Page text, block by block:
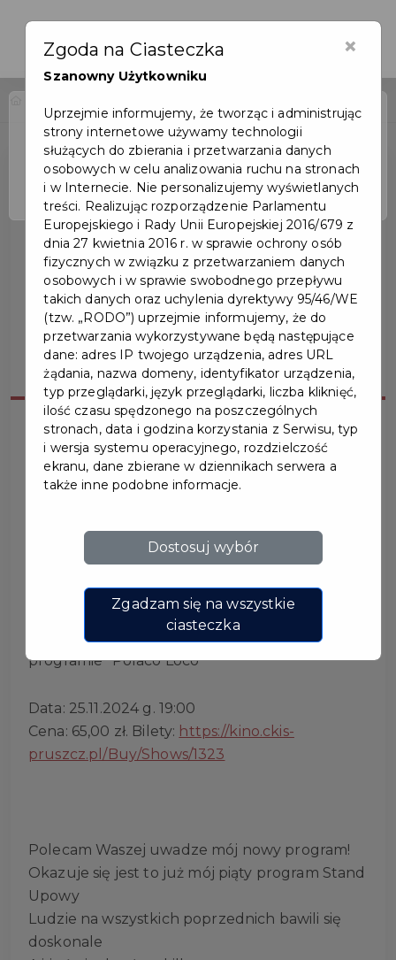
Wydarzenie już się
zakończyło
STAND UP
Zapraszamy na:
Stand-up Pruszcz Gdański | Michał Pałubski w
programie “Polaco Loco”
Data: 25.11.2024 g. 19:00
Cena: 65,00 zł. Bilety: https://kino.ckis-
pruszcz.pl/Buy/Shows/1323
Polecam Waszej uwadze mój nowy program!
Okazuje się jest to już mój piąty program Stand
Upowy
Ludzie na wszystkich poprzednich bawili się
doskonale
×
Zgoda na Ciasteczka
Szanowny Użytkowniku
Uprzejmie informujemy, że tworząc i administrując
strony internetowe używamy technologii
służących do zbierania i przetwarzania danych
osobowych w celu analizowania ruchu na stronach
i w Internecie. Nie personalizujemy wyświetlanych
treści. Realizując rozporządzenie Parlamentu
Europejskiego i Rady Unii Europejskiej 2016/679 z
dnia 27 kwietnia 2016 r. w sprawie ochrony osób
fizycznych w związku z przetwarzaniem danych
osobowych i w sprawie swobodnego przepływu
takich danych oraz uchylenia dyrektywy 95/46/WE
(tzw. „RODO”) uprzejmie informujemy, że do
przetwarzania wykorzystywane będą następujące
dane: adres IP twojego urządzenia, adres URL
żądania, nazwa domeny, identyfikator urządzenia,
typ przeglądarki, język przeglądarki, liczba kliknięć,
ilość czasu spędzonego na poszczególnych
stronach, data i godzina korzystania z Serwisu, typ
i wersja systemu operacyjnego, rozdzielczość
ekranu, dane zbierane w dziennikach serwera a
także inne podobne informacje.
Dostosuj wybór
Zgadzam się na wszystkie
ciasteczka